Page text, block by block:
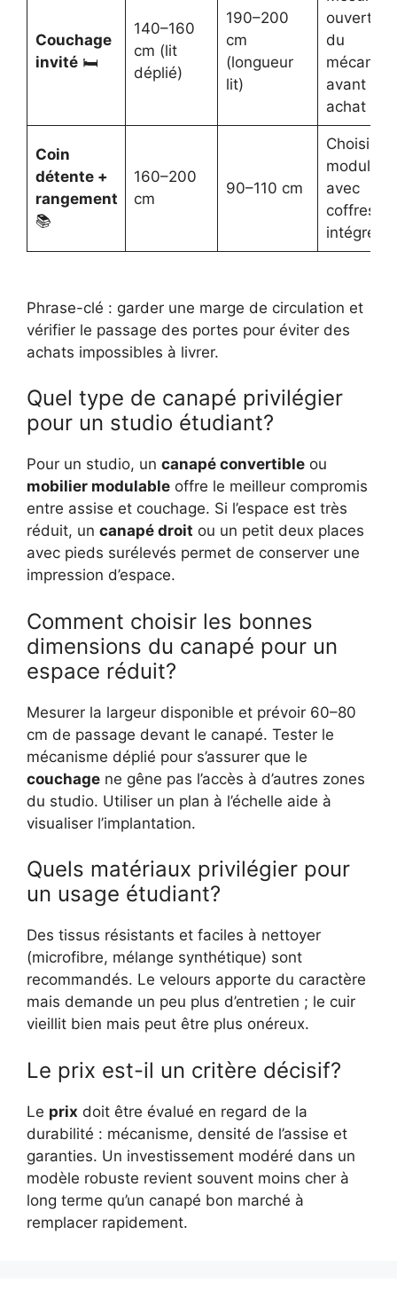
Couchage
invité🛏️
140–160
cm (lit
déplié)
190–200
cm
(longueur
lit)
ouverture
du
avant
achat
Coin
détente +
rangement
📚
160–200
cm
90–110 cm
Choisir
modules
avec
coffres
intégrés
Phrase-clé : garder une marge de circulation et
vérifier le passage des portes pour éviter des
achats impossibles à livrer.
Quel type de canapé privilégier
pour un studio étudiant?
Pour un studio, un canapé convertible ou
mobilier modulable offre le meilleur compromis
entre assise et couchage. Si l’espace est très
réduit, un canapé droit ou un petit deux places
avec pieds surélevés permet de conserver une
impression d’espace.
Comment choisir les bonnes
dimensions du canapé pour un
espace réduit?
Mesurer la largeur disponible et prévoir 60–80
cm de passage devant le canapé. Tester le
mécanisme déplié pour s’assurer que le
couchage ne gêne pas l’accès à d’autres zones
du studio. Utiliser un plan à l’échelle aide à
visualiser l’implantation.
Quels matériaux privilégier pour
un usage étudiant?
Des tissus résistants et faciles à nettoyer
(microfibre, mélange synthétique) sont
recommandés. Le velours apporte du caractère
mais demande un peu plus d’entretien ; le cuir
vieillit bien mais peut être plus onéreux.
Le prix est-il un critère décisif?
Le prix doit être évalué en regard de la
durabilité : mécanisme, densité de l’assise et
garanties. Un investissement modéré dans un
modèle robuste revient souvent moins cher à
long terme qu’un canapé bon marché à
remplacer rapidement.